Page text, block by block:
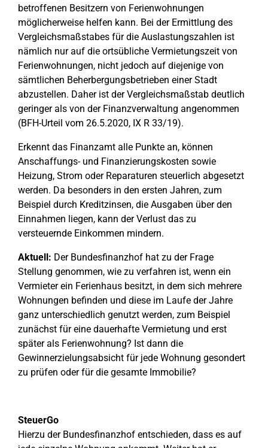
betroffenen Besitzern von Ferienwohnungen
möglicherweise helfen kann. Bei der Ermittlung des
Vergleichsmaßstabes für die Auslastungszahlen ist
nämlich nur auf die ortsübliche Vermietungszeit von
Ferienwohnungen, nicht jedoch auf diejenige von
sämtlichen Beherbergungsbetrieben einer Stadt
abzustellen. Daher ist der Vergleichsmaßstab deutlich
geringer als von der Finanzverwaltung angenommen
(BFH-Urteil vom 26.5.2020, IX R 33/19).
Erkennt das Finanzamt alle Punkte an, können
Anschaffungs- und Finanzierungskosten sowie
Heizung, Strom oder Reparaturen steuerlich abgesetzt
werden. Da besonders in den ersten Jahren, zum
Beispiel durch Kreditzinsen, die Ausgaben über den
Einnahmen liegen, kann der Verlust das zu
versteuernde Einkommen mindern.
Aktuell: Der Bundesfinanzhof hat zu der Frage
Stellung genommen, wie zu verfahren ist, wenn ein
Vermieter ein Ferienhaus besitzt, in dem sich mehrere
Wohnungen befinden und diese im Laufe der Jahre
ganz unterschiedlich genutzt werden, zum Beispiel
zunächst für eine dauerhafte Vermietung und erst
später als Ferienwohnung? Ist dann die
Gewinnerzielungsabsicht für jede Wohnung gesondert
zu prüfen oder für die gesamte Immobilie?
SteuerGo
Hierzu der Bundesfinanzhof entschieden, dass es auf